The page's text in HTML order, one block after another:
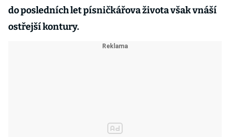
do posledních let písničkářova života však vnáší
ostřejší kontury.